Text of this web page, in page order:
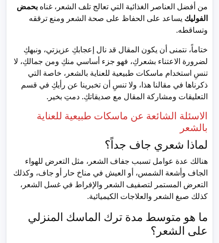
من أفضل العناصر الغذائية التي تعالج تلف الشعر، غناه بحمض
الفوليك يساعد على الحفاظ على صحة الشعر ومنع ترققه
وتساقطه.
ختاماً، نتمنى أن يكون المقال قد نال إعجابكِ عزيزتي، ونبهكِ
لضرورة الاعتناء بشعركِ، فهو جزء أساسي منكِ ومن جمالكِ، لا
تنسِ استخدام ماسكات طبيعية للعناية بالشعر، خاصة التي
ذكرناها في مقالنا هذا، ولا تنسِ أن تخبرينا عن رأيكِ في قسم
التعليقات ومشاركة المقال مع صديقاتكِ. دمتِ بخير.
الاسئلة الشائعة عن ماسكات طبيعية للعناية
بالشعر
لماذا شعري جاف جداً؟
هنالك عدة عوامل تسبب جفاف الشعر، مثل التعرض للهواء
الجاف وأشعة الشمس، أو العيش في مناخ حار أو جاف، وكذلك
التعرض المستمر لتصفيف الشعر والإفراط في غسل الشعر،
كذلك صبغ الشعر والعلاجات الكيميائية.
ما هو متوسط مدة ترك الماسك المنزلي
على الشعر؟